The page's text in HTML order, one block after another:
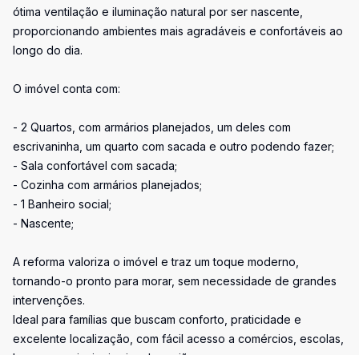
ótima ventilação e iluminação natural por ser nascente,
proporcionando ambientes mais agradáveis e confortáveis ao
longo do dia.
O imóvel conta com:
- 2 Quartos, com armários planejados, um deles com
escrivaninha, um quarto com sacada e outro podendo fazer;
- Sala confortável com sacada;
- Cozinha com armários planejados;
- 1 Banheiro social;
- Nascente;
A reforma valoriza o imóvel e traz um toque moderno,
tornando-o pronto para morar, sem necessidade de grandes
intervenções.
Ideal para famílias que buscam conforto, praticidade e
excelente localização, com fácil acesso a comércios, escolas,